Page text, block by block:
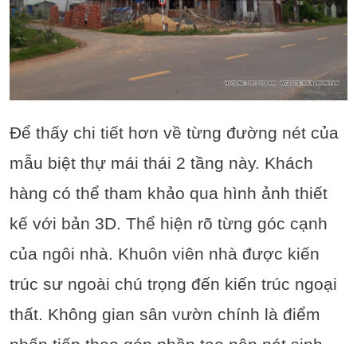
Để thấy chi tiết hơn về từng đường nét của
mẫu biệt thự mái thái 2 tầng này. Khách
hàng có thể tham khảo qua hình ảnh thiết
kế với bản 3D. Thể hiện rõ từng góc cạnh
của ngôi nhà. Khuôn viên nhà được kiến
trúc sư ngoài chú trọng đến kiến trúc ngoại
thất. Không gian sân vườn chính là điểm